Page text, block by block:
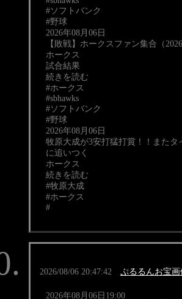
#ソフトバンク
#野球
2026年08月06日
【敗戦】ホークスファン集合（
ホークス
試合結果
続きを読む
#ホークス
#sbhawks
#ソフトバンク
#野球
2026年08月06日
牧原大成が3安打猛打賞！！またタ
に追いつく
ホークス
続きを読む
#牧原大成
#ホークス
#
2026/08/06 20:47:42 ぷるるんお宝画
2026年08月06日19:00